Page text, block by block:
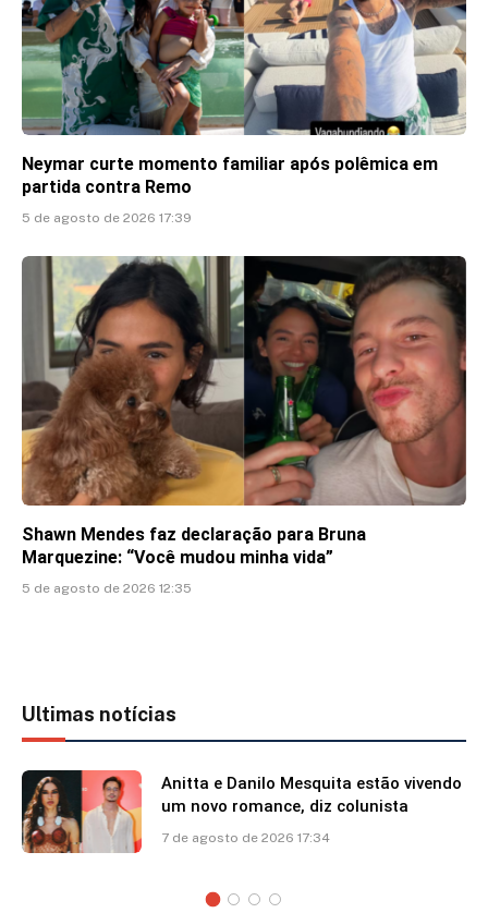
Neymar curte momento familiar após polêmica em
partida contra Remo
5 de agosto de 2026 17:39
Shawn Mendes faz declaração para Bruna
Marquezine: “Você mudou minha vida”
5 de agosto de 2026 12:35
Ultimas notícias
Anitta e Danilo Mesquita estão vivendo
um novo romance, diz colunista
7 de agosto de 2026 17:34